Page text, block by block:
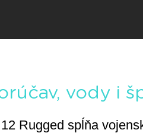
vody i
Rugged spĺňa